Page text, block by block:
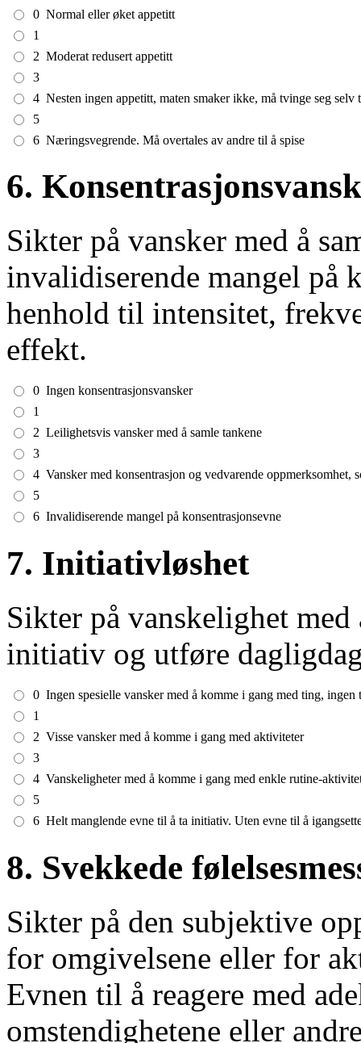
0 Normal eller øket appetitt
1
2 Moderat redusert appetitt
3
4 Nesten ingen appetitt, maten smaker ikke, må tvinge seg selv
5
6 Næringsvegrende. Må overtales av andre til å spise
6.
Sikter på vansker med å
invalidiserende mangel på
henhold til intensitet,
effekt.
0 Ingen konsentrasjonsvansker
1
2 Leilighetsvis vansker med å samle tankene
3
4 Vansker med konsentrasjon og vedvarende oppmerksomhet,
5
6 Invalidiserende mangel på konsentrasjonsevne
7. Initiativløshet
Sikter på vanskelighet
initiativ og utføre
0 Ingen spesielle vansker med å komme i gang med ting, ingen
1
2 Visse vansker med å komme i gang med aktiviteter
3
4 Vanskeligheter med å komme i gang med enkle rutine-
5
6 Helt manglende evne til å ta initiativ. Uten evne til å
8. Svekkede
Sikter på den subjektive
for omgivelsene eller for
Evnen til å reagere med
omstendighetene eller